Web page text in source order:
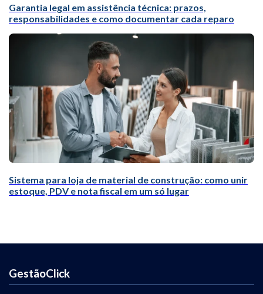
Garantia legal em assistência técnica: prazos,
responsabilidades e como documentar cada reparo
Sistema para loja de material de construção: como unir
estoque, PDV e nota fiscal em um só lugar
GestãoClick